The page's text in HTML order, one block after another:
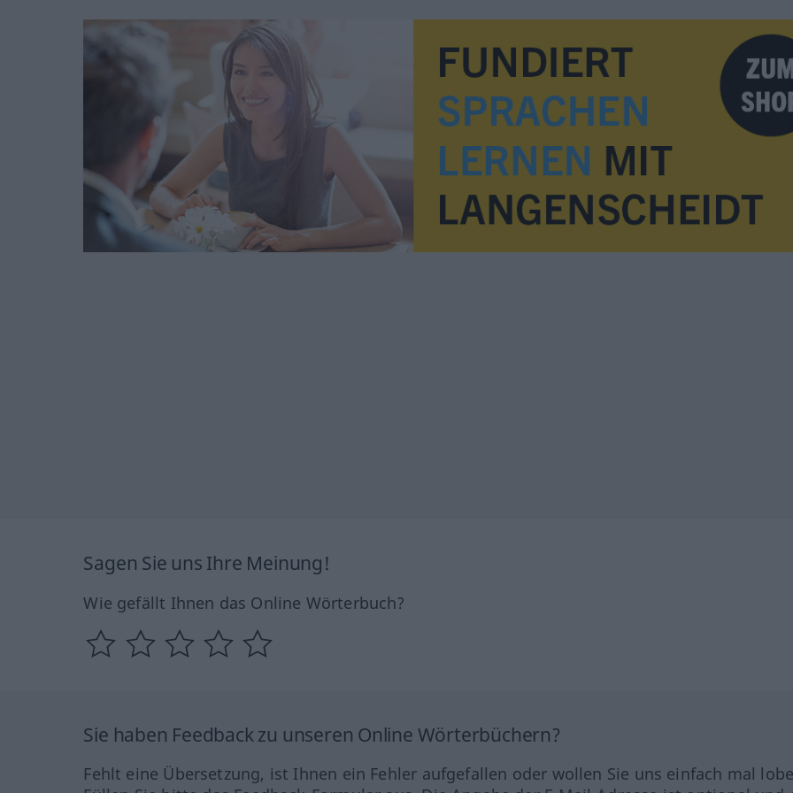
Sagen Sie uns Ihre Meinung!
Wie gefällt Ihnen das Online Wörterbuch?
Sie haben Feedback zu unseren Online Wörterbüchern?
Fehlt eine Übersetzung, ist Ihnen ein Fehler aufgefallen oder wollen Sie uns einfach mal